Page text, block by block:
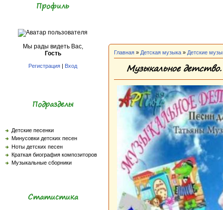
Профиль
Мы рады видеть Вас,
Гость
Регистрация | Вход
Подразделы
Детские песенки
Минусовки детских песен
Ноты детских песен
Краткая биография композиторов
Музыкальные сборники
Статистика
Главная » Детская музыка » Детские
Музыкальное